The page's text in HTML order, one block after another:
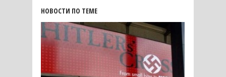
НОВОСТИ ПО ТЕМЕ